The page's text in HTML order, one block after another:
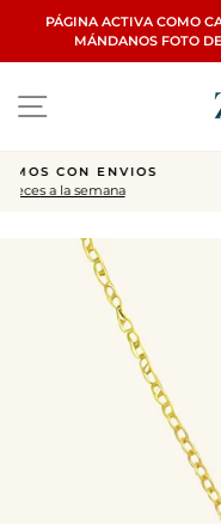
directamente
al
PÁGINA ACTIVA COMO
MÁNDANOS FOTO